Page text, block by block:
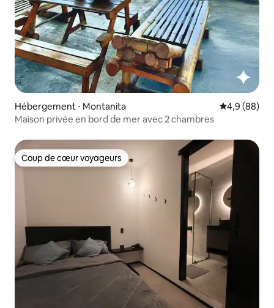
Hébergement ⋅ Montanita Évaluation
4,9 (88)
Maison privée en bord de mer avec 2 chambres
Coup de cœur voyageurs
Coup de cœur voyageurs